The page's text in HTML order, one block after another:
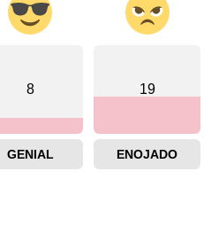
8
GENIAL
19
ENOJADO